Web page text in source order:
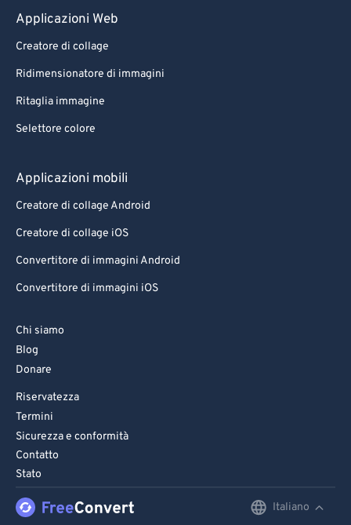
Applicazioni Web
Creatore di collage
Ridimensionatore di immagini
Ritaglia immagine
Selettore colore
Applicazioni mobili
Creatore di collage Android
Creatore di collage iOS
Convertitore di immagini Android
Convertitore di immagini iOS
Chi siamo
Blog
Donare
Riservatezza
Termini
Sicurezza e conformità
Contatto
Stato
Italiano